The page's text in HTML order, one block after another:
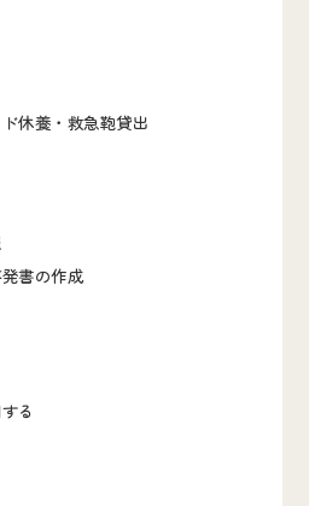
休養・救急鞄貸出
書の作成
る